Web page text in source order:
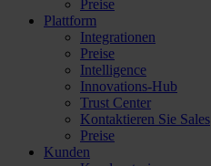
Preise
Plattform
Integrationen
Preise
Intelligence
Innovations-Hub
Trust Center
Kontaktieren Sie Sales
Preise
Kunden